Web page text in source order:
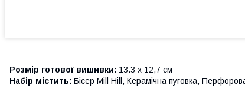
Розмір готової вишивки: 13.3 х 12,7 см
Набір містить: Бісер Mill Hill, Керамічна пуговка,